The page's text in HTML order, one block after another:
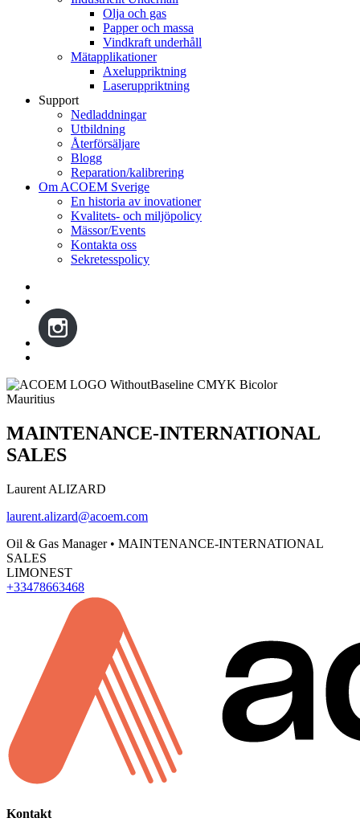
Olja och gas
Papper och massa
Vindkraft underhåll
Mätapplikationer
Axeluppriktning
Laseruppriktning
Support
Nedladdningar
Utbildning
Återförsäljare
Blogg
Reparation/kalibrering
Om ACOEM Sverige
En historia av inovationer
Kvalitets- och miljöpolicy
Mässor/Events
Kontakta oss
Sekretesspolicy
Mauritius
MAINTENANCE-INTERNATIONAL
SALES
Laurent ALIZARD
laurent.alizard@acoem.com
Oil & Gas Manager • MAINTENANCE-INTERNATIONAL
SALES
LIMONEST
+33478663468
Kontakt